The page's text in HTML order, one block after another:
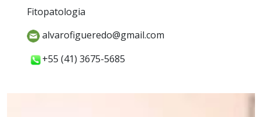
Fitopatologia
alvarofigueredo@gmail.com
+55 (41) 3675-5685